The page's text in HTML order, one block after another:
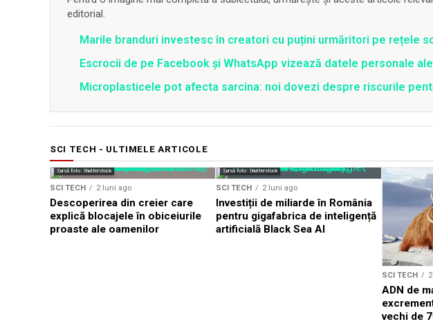
editorial.
Marile branduri investesc în creatori cu puțini urmăritori pe rețele
Escrocii de pe Facebook și WhatsApp vizează datele personale
Microplasticele pot afecta sarcina: noi dovezi despre riscurile
SCI TECH - ULTIMELE ARTICOLE
Sursă foto: Shutterstock
SCI TECH 2 luni ago
Descoperirea din creier care
explică blocajele în obiceiurile
proaste ale oamenilor
Sursă foto: Shutterstock
SCI TECH 2 luni ago
Investiții de miliarde în România
pentru gigafabrica de inteligență
artificială Black Sea AI
SCI TECH
ADN de
vechi de